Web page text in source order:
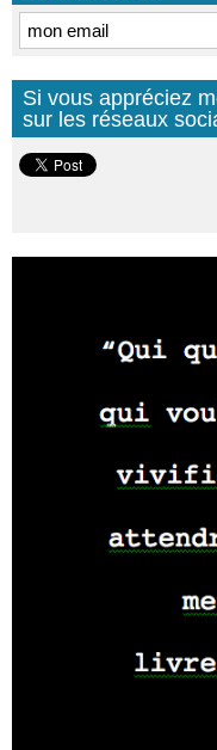
Si vous appréciez
sur les réseaux